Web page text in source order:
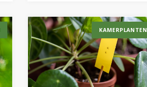
KAMERPLANTEN